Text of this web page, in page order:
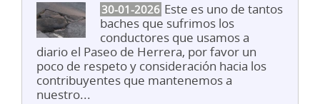
30-01-2026 Este es uno de tantos
baches que sufrimos los
conductores que usamos a
diario el Paseo de Herrera, por favor un
poco de respeto y consideración hacia los
contribuyentes que mantenemos a
nuestro...